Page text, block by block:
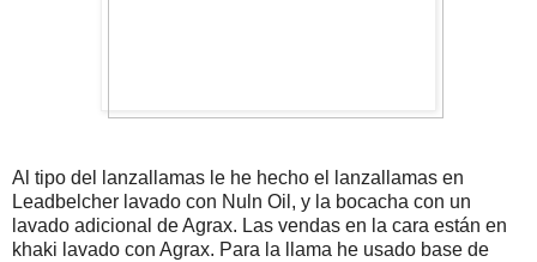
Al tipo del lanzallamas le he hecho el lanzallamas en
Leadbelcher lavado con Nuln Oil, y la bocacha con un
lavado adicional de Agrax. Las vendas en la cara están en
khaki lavado con Agrax. Para la llama he usado base de